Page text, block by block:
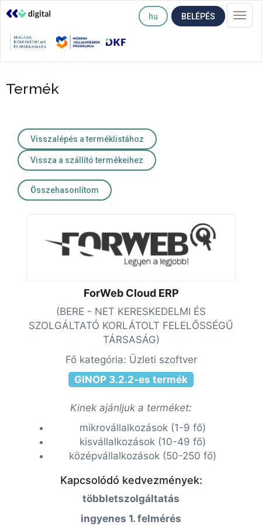
hu BELÉPÉS
Termék
Visszalépés a terméklistához
Vissza a szállító termékeihez
Összehasonlítom
ForWeb Cloud ERP
(BERE - NET KERESKEDELMI ÉS
SZOLGÁLTATÓ KORLÁTOLT FELELŐSSÉGŰ
TÁRSASÁG)
Fő kategória: Üzleti szoftver
GINOP 3.2.2-es termék
Kinek ajánljuk a terméket:
mikrovállalkozások (1-9 fő)
kisvállalkozások (10-49 fő)
középvállalkozások (50-250 fő)
Kapcsolódó kedvezmények:
többletszolgáltatás
ingyenes 1. felmérés